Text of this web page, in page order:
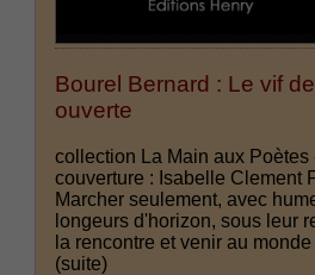
Bourel Bernard : Le vif
ouverte
collection La Main aux Poètes
couverture : Isabelle Clement
Marcher seulement, avec
longeurs d'horizon, sous leur
la rencontre et venir au
(suite)